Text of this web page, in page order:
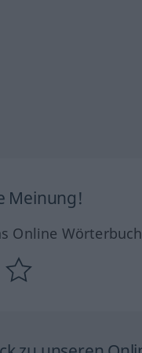
Meinung!
Online